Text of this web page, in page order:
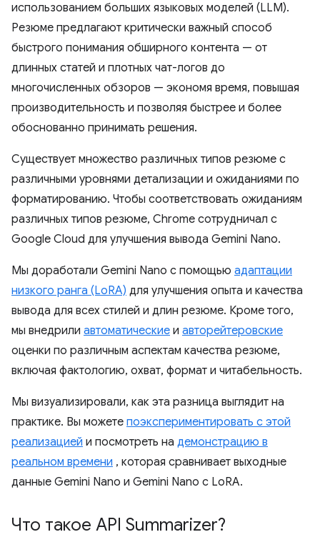
использованием больших языковых моделей (LLM).
Резюме предлагают критически важный способ
быстрого понимания обширного контента — от
длинных статей и плотных чат-логов до
многочисленных обзоров — экономя время, повышая
производительность и позволяя быстрее и более
обоснованно принимать решения.
Существует множество различных типов резюме с
различными уровнями детализации и ожиданиями по
форматированию. Чтобы соответствовать ожиданиям
различных типов резюме, Chrome сотрудничал с
Google Cloud для улучшения вывода Gemini Nano.
Мы доработали Gemini Nano с помощью адаптации
низкого ранга (LoRA) для улучшения опыта и качества
вывода для всех стилей и длин резюме. Кроме того,
мы внедрили автоматические и авторейтеровские
оценки по различным аспектам качества резюме,
включая фактологию, охват, формат и читабельность.
Мы визуализировали, как эта разница выглядит на
практике. Вы можете поэкспериментировать с этой
реализацией и посмотреть на демонстрацию в
реальном времени , которая сравнивает выходные
данные Gemini Nano и Gemini Nano с LoRA.
Что такое API Summarizer?